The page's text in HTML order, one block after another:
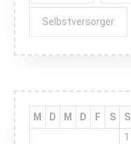
Selbstversorger
M D M D F S
S
1